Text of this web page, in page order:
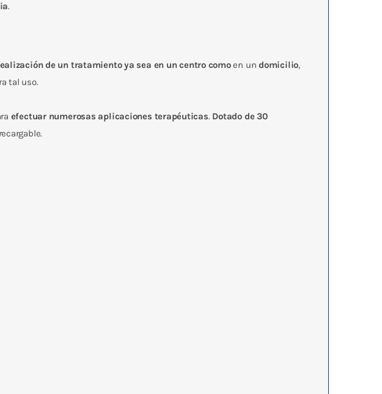
.
de un tratamiento ya sea en un centro comoen undomicilio,
tal uso.
efectuar numerosas aplicaciones terapéuticas. Dotado de 30